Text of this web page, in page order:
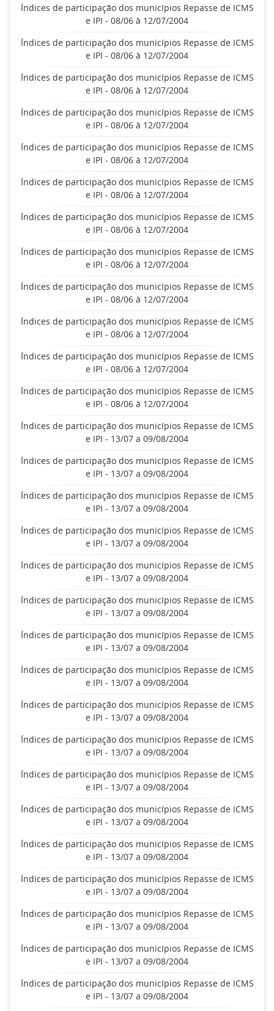
Índices de participação dos municípios Repasse de ICMS
e IPI - 08/06 à 12/07/2004
Índices de participação dos municípios Repasse de ICMS
e IPI - 08/06 à 12/07/2004
Índices de participação dos municípios Repasse de ICMS
e IPI - 08/06 à 12/07/2004
Índices de participação dos municípios Repasse de ICMS
e IPI - 08/06 à 12/07/2004
Índices de participação dos municípios Repasse de ICMS
e IPI - 08/06 à 12/07/2004
Índices de participação dos municípios Repasse de ICMS
e IPI - 08/06 à 12/07/2004
Índices de participação dos municípios Repasse de ICMS
e IPI - 08/06 à 12/07/2004
Índices de participação dos municípios Repasse de ICMS
e IPI - 08/06 à 12/07/2004
Índices de participação dos municípios Repasse de ICMS
e IPI - 08/06 à 12/07/2004
Índices de participação dos municípios Repasse de ICMS
e IPI - 08/06 à 12/07/2004
Índices de participação dos municípios Repasse de ICMS
e IPI - 08/06 à 12/07/2004
Índices de participação dos municípios Repasse de ICMS
e IPI - 08/06 à 12/07/2004
Índices de participação dos municípios Repasse de ICMS
e IPI - 13/07 a 09/08/2004
Índices de participação dos municípios Repasse de ICMS
e IPI - 13/07 a 09/08/2004
Índices de participação dos municípios Repasse de ICMS
e IPI - 13/07 a 09/08/2004
Índices de participação dos municípios Repasse de ICMS
e IPI - 13/07 a 09/08/2004
Índices de participação dos municípios Repasse de ICMS
e IPI - 13/07 a 09/08/2004
Índices de participação dos municípios Repasse de ICMS
e IPI - 13/07 a 09/08/2004
Índices de participação dos municípios Repasse de ICMS
e IPI - 13/07 a 09/08/2004
Índices de participação dos municípios Repasse de ICMS
e IPI - 13/07 a 09/08/2004
Índices de participação dos municípios Repasse de ICMS
e IPI - 13/07 a 09/08/2004
Índices de participação dos municípios Repasse de ICMS
e IPI - 13/07 a 09/08/2004
Índices de participação dos municípios Repasse de ICMS
e IPI - 13/07 a 09/08/2004
Índices de participação dos municípios Repasse de ICMS
e IPI - 13/07 a 09/08/2004
Índices de participação dos municípios Repasse de ICMS
e IPI - 13/07 a 09/08/2004
Índices de participação dos municípios Repasse de ICMS
e IPI - 13/07 a 09/08/2004
Índices de participação dos municípios Repasse de ICMS
e IPI - 13/07 a 09/08/2004
Índices de participação dos municípios Repasse de ICMS
e IPI - 13/07 a 09/08/2004
Índices de participação dos municípios Repasse de ICMS
e IPI - 13/07 a 09/08/2004